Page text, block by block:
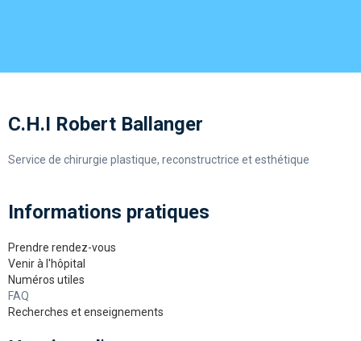
C.H.I Robert Ballanger
Service de chirurgie plastique, reconstructrice et esthétique
Informations pratiques
Prendre rendez-vous
Venir à l'hôpital
Numéros utiles
FAQ
Recherches et enseignements